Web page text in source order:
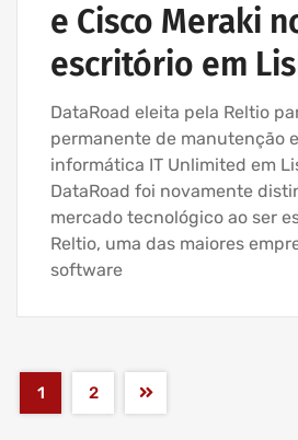
e Cisco Meraki
escritório em
DataRoad eleita pela Reltio
permanente de manutenção
informática IT Unlimited em
DataRoad foi novamente
mercado tecnológico ao ser
Reltio, uma das maiores
software
1 2